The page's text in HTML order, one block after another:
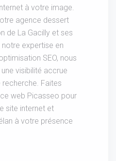
à votre image.
agence dessert
de La Gacilly et ses
expertise en
SEO, nous
visibilité accrue
Faites
web Picasseo pour
site internet et
à votre présence